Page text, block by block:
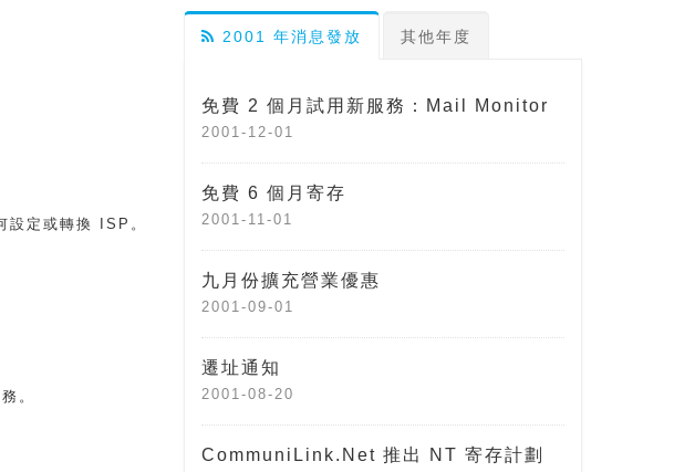
定或轉換 ISP。
。
2001 年消息發放 其他年度
免費 2 個月試用新服務：Mail Monitor
2001-12-01
免費 6 個月寄存
2001-11-01
九月份擴充營業優惠
2001-09-01
遷址通知
2001-08-20
CommuniLink.Net 推出 NT 寄存計劃